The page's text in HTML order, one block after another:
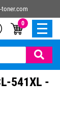
0
541XL -